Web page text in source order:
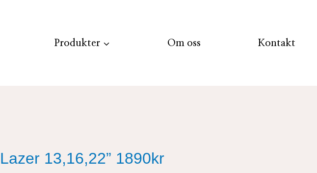
Produkter Om oss Kontakt
Lazer 13,16,22” 1890kr